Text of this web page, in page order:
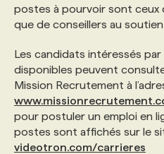
NOS AUTEUR‧RICES
POURQUOI CHOISIR
NOS TARIFS
FAQ
ANNONCEZ AVEC
postes à pourvoir sont ceux
que de conseillers au
Les candidats intéressés par
disponibles peuvent
Mission Recrutement à
pour postuler un emploi en
postes sont affichés sur le
videotron.com/carrieres